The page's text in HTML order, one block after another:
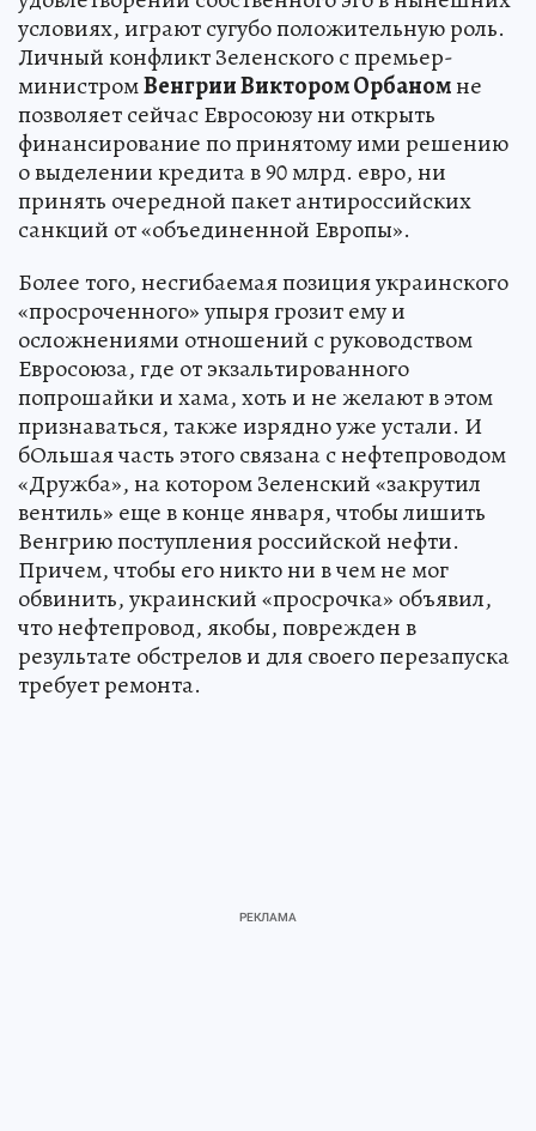
условиях, играют сугубо положительную роль.
Личный конфликт Зеленского с премьер-
министромВенгрии Виктором Орбаномне
позволяет сейчас Евросоюзу ни открыть
финансирование по принятому ими решению
о выделении кредита в 90 млрд. евро, ни
принять очередной пакет антироссийских
санкций от «объединенной Европы».
Более того, несгибаемая позиция украинского
«просроченного» упыря грозит ему и
осложнениями отношений с руководством
Евросоюза, где от экзальтированного
попрошайки и хама, хоть и не желают в этом
признаваться, также изрядно уже устали. И
бОльшая часть этого связана с нефтепроводом
«Дружба», на котором Зеленский «закрутил
вентиль» еще в конце января, чтобы лишить
Венгрию поступления российской нефти.
Причем, чтобы его никто ни в чем не мог
обвинить, украинский «просрочка» объявил,
что нефтепровод, якобы, поврежден в
результате обстрелов и для своего перезапуска
требует ремонта.